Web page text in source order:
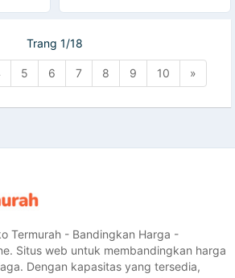
Trang 1/18
5 6 7 8 9 10 »
Termurah - Bandingkan Harga -
Situs web untuk membandingkan harga
Dengan kapasitas yang tersedia,